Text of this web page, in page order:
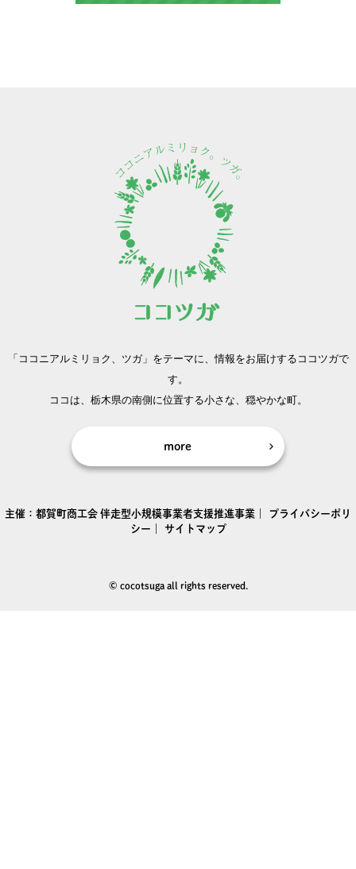
「ココニアルミリョク、ツガ」をテーマに、情報をお届けするココツガで
す。
ココは、栃木県の南側に位置する小さな、穏やかな町。
more
主催： 都賀町商工会 伴走型小規模事業者支援推進事業｜
プライバシーポリ
シー
サイトマップ
© cocotsuga all rights reserved.